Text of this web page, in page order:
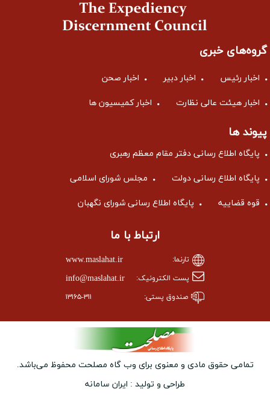
گروه‌های خبری
اخبار رئیس اخبار دبیر اخبار صحن
اخبار هیئت عالی نظارت اخبار کمیسیون ها
پیوند ها
پایگاه اطلاع رسانی دفتر مقام معظم رهبری
پایگاه اطلاع رسانی دولت مجلس شورای اسلامی
قوه قضاییه پایگاه اطلاع رسانی شورای نگهبان
ارتباط با ما
تارنما: www.maslahat.ir
پست الکترونیک: info@maslahat.ir
صندوق پستی: ۱۳۱۶۵-۳۱۱
تمامی حقوق مادی و معنوی برای وب ‌گاه مصلحت محفوظ می‌باشد.
طراحی و تولید : ایران سامانه